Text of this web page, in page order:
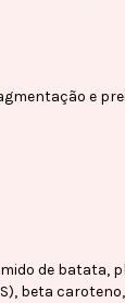
e
de batata,
beta